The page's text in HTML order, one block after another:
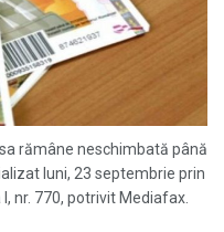
rămâne neschimbată până
luni, 23 septembrie prin
nr. 770, potrivit Mediafax.